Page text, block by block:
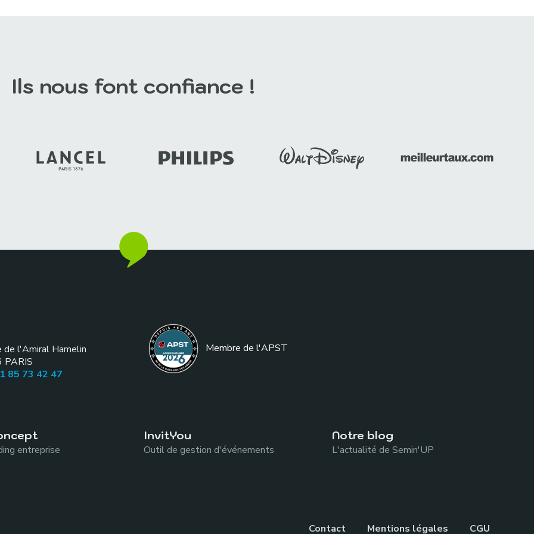
Ils nous font confiance !
de l'Amiral Hamelin
PARIS
85 73 42 47
Membre de l'APST
entreprise
InvitYou
Outil de gestion d'événements
Notre blog
L'actualité de Semin'UP
Contact Mentions légales CGU